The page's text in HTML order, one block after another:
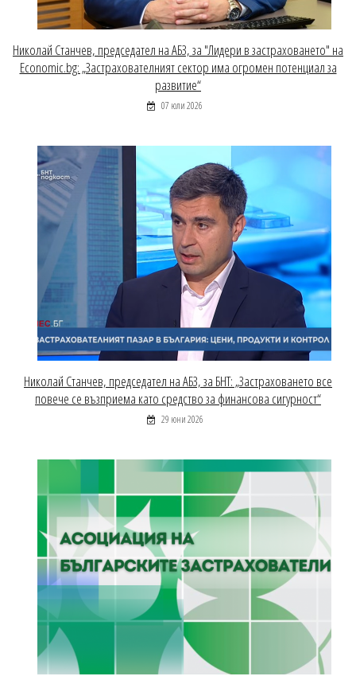
Николай Станчев, председател на АБЗ, за "Лидери в застраховането" на
Economic.bg: „Застрахователният сектор има огромен потенциал за
развитие“
07 юли 2026
Николай Станчев, председател на АБЗ, за БНТ: „Застраховането все
повече се възприема като средство за финансова сигурност“
29 юни 2026